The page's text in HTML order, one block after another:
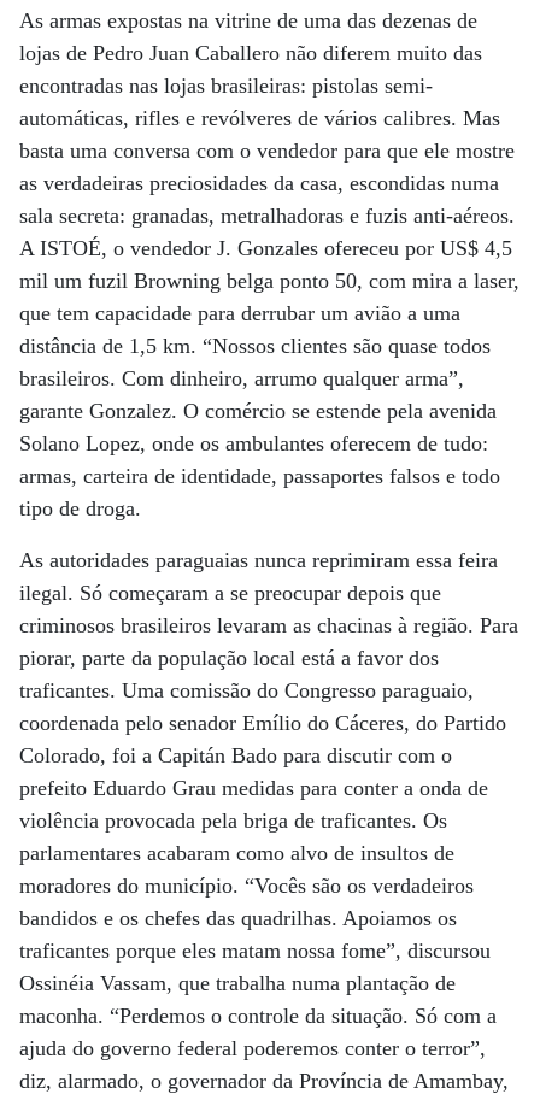
As armas expostas na vitrine de uma das dezenas de
lojas de Pedro Juan Caballero não diferem muito das
encontradas nas lojas brasileiras: pistolas semi-
automáticas, rifles e revólveres de vários calibres. Mas
basta uma conversa com o vendedor para que ele mostre
as verdadeiras preciosidades da casa, escondidas numa
sala secreta: granadas, metralhadoras e fuzis anti-aéreos.
A ISTOÉ, o vendedor J. Gonzales ofereceu por US$ 4,5
mil um fuzil Browning belga ponto 50, com mira a laser,
que tem capacidade para derrubar um avião a uma
distância de 1,5 km. “Nossos clientes são quase todos
brasileiros. Com dinheiro, arrumo qualquer arma”,
garante Gonzalez. O comércio se estende pela avenida
Solano Lopez, onde os ambulantes oferecem de tudo:
armas, carteira de identidade, passaportes falsos e todo
tipo de droga.
As autoridades paraguaias nunca reprimiram essa feira
ilegal. Só começaram a se preocupar depois que
criminosos brasileiros levaram as chacinas à região. Para
piorar, parte da população local está a favor dos
traficantes. Uma comissão do Congresso paraguaio,
coordenada pelo senador Emílio do Cáceres, do Partido
Colorado, foi a Capitán Bado para discutir com o
prefeito Eduardo Grau medidas para conter a onda de
violência provocada pela briga de traficantes. Os
parlamentares acabaram como alvo de insultos de
moradores do município. “Vocês são os verdadeiros
bandidos e os chefes das quadrilhas. Apoiamos os
traficantes porque eles matam nossa fome”, discursou
Ossinéia Vassam, que trabalha numa plantação de
maconha. “Perdemos o controle da situação. Só com a
ajuda do governo federal poderemos conter o terror”,
diz, alarmado, o governador da Província de Amambay,